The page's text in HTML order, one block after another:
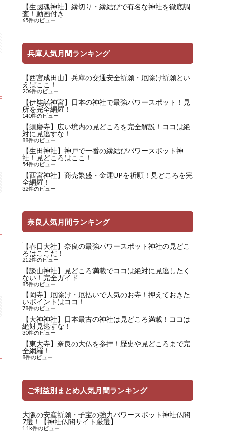
【生國魂神社】縁切り・縁結びで有名な神社を徹底調
査！動画付き
65件のビュー
兵庫人気月間ランキング
【西宮成田山】兵庫の交通安全祈願・厄除け祈願とい
えばここ！
206件のビュー
【伊奘諾神宮】日本の神社で最強パワースポット！見
所を完全網羅！
140件のビュー
【須磨寺】広い境内の見どころを完全解説！ココは絶
対に見逃すな！
88件のビュー
【生田神社】神戸で一番の縁結びパワースポット神
社！見どころはここ！
54件のビュー
【西宮神社】商売繁盛・金運UPを祈願！見どころを完
全網羅！
32件のビュー
奈良人気月間ランキング
【春日大社】奈良の最強パワースポット神社の見どこ
ろはここだ！
212件のビュー
【談山神社】見どころ満載でココは絶対に見逃したく
ない！完全ガイド
85件のビュー
【岡寺】厄除け・厄払いで人気のお寺！押えておきた
いポイントはココ！
78件のビュー
【大神神社】日本最古の神社は見どころ満載！ココは
絶対見逃すな！
30件のビュー
【東大寺】奈良の大仏を参拝！歴史や見どころまで完
全網羅！
8件のビュー
ご利益別まとめ人気月間ランキング
大阪の安産祈願・子宝の強力パワースポット神社仏閣
7選！【神社仏閣サイト厳選】
1.1k件のビュー